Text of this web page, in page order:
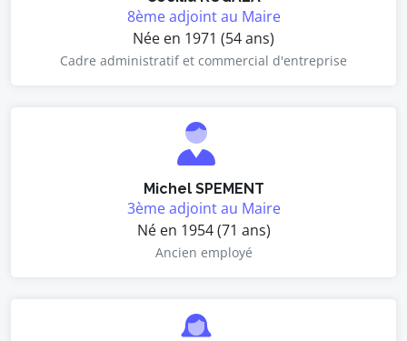
8ème adjoint au Maire
Née en 1971 (54 ans)
Cadre administratif et commercial d'entreprise
Michel SPEMENT
3ème adjoint au Maire
Né en 1954 (71 ans)
Ancien employé